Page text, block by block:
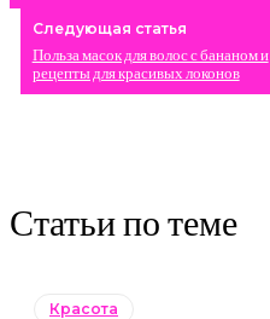
Следующая статья
Польза масок для волос с бананом и
рецепты для красивых локонов
Статьи по теме
Красота